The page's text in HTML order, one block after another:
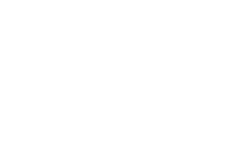
készíteni hozzájuk.
felületeket kínál a különféle
szövegeket, illetve külső forrásból (pl.
is több emberhez eljuttatva